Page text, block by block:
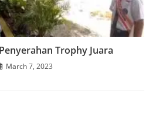
Trophy Juara
March 7, 2023